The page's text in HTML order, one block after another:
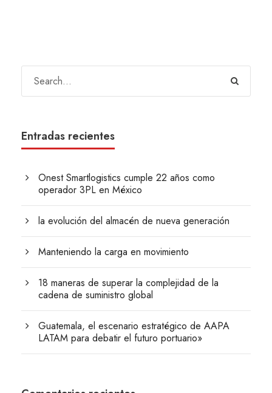
Entradas recientes
Onest Smartlogistics cumple 22 años como
operador 3PL en México
la evolución del almacén de nueva generación
Manteniendo la carga en movimiento
18 maneras de superar la complejidad de la
cadena de suministro global
Guatemala, el escenario estratégico de AAPA
LATAM para debatir el futuro portuario»